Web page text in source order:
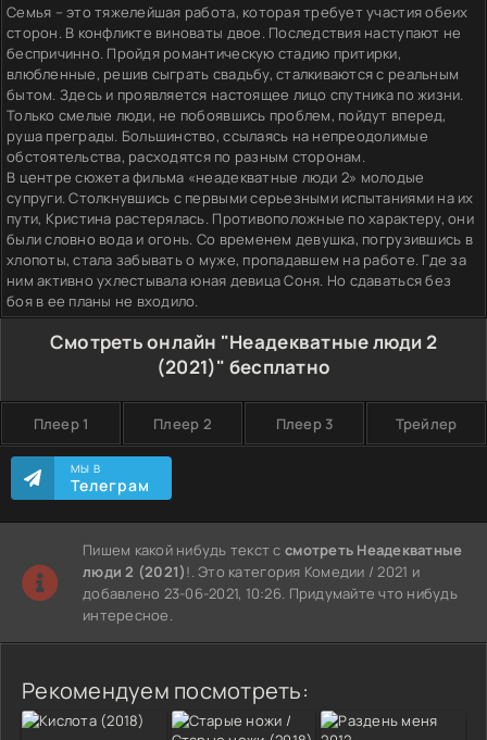
Семья – это тяжелейшая работа, которая требует участия обеих
сторон. В конфликте виноваты двое. Последствия наступают не
беспричинно. Пройдя романтическую стадию притирки,
влюбленные, решив сыграть свадьбу, сталкиваются с реальным
бытом. Здесь и проявляется настоящее лицо спутника по жизни.
Только смелые люди, не побоявшись проблем, пойдут вперед,
руша преграды. Большинство, ссылаясь на непреодолимые
обстоятельства, расходятся по разным сторонам.
В центре сюжета фильма «неадекватные люди 2» молодые
супруги. Столкнувшись с первыми серьезными испытаниями на их
пути, Кристина растерялась. Противоположные по характеру, они
были словно вода и огонь. Со временем девушка, погрузившись в
хлопоты, стала забывать о муже, пропадавшем на работе. Где за
ним активно ухлестывала юная девица Соня. Но сдаваться без
боя в ее планы не входило.
Смотреть онлайн "Неадекватные люди 2
(2021)" бесплатно
Плеер 1 Плеер 2 Плеер 3 Трейлер
МЫ В
Телеграм
Пишем какой нибудь текст ссмотреть Неадекватные
люди 2 (2021)!. Это категория Комедии / 2021 и
добавлено 23-06-2021, 10:26. Придумайте что нибудь
интересное.
Рекомендуем посмотреть: